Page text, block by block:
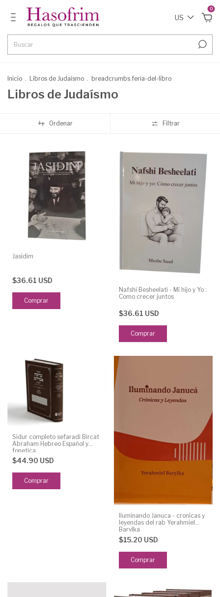
US
0
Inicio . Libros de Judaísmo . breadcrumbs.feria-del-libro
Libros de Judaísmo
Ordenar Filtrar
Jasidim
$36.61 USD
Nafshi Besheelati - Mi hijo y Yo :
Como crecer juntos
$36.61 USD
Sidur completo sefaradi Bircat
Abraham Hebreo Español y
fonetica
$44.90 USD
Iluminando Januca - cronicas y
leyendas del rab Yerahmiel
Barylka
$15.20 USD